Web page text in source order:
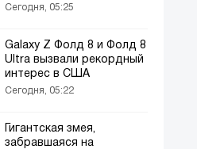
Сегодня, 05:25
Galaxy Z Фолд 8 и Фолд 8
Ultra вызвали рекордный
интерес в США
Сегодня, 05:22
Гигантская змея,
забравшаяся на